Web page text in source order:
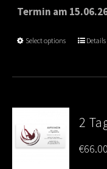
Termin am
Select options Details
2
€66.00